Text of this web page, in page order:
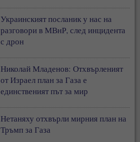
Украинският посланик у нас на
разговори в МВнР, след инцидента
с дрон
Николай Младенов: Отхвърленият
от Израел план за Газа е
единственият път за мир
Нетаняху отхвърли мирния план на
Тръмп за Газа